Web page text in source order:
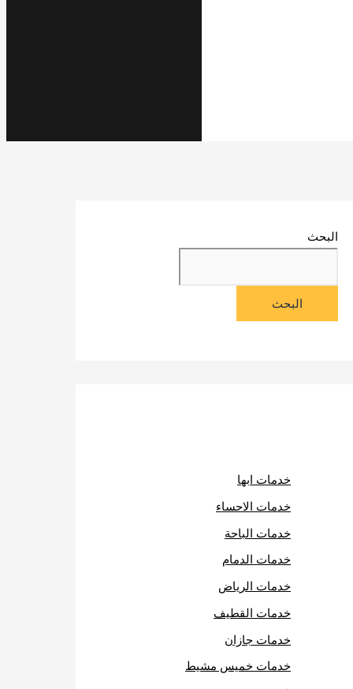
البحث
البحث
خدمات ابها
خدمات الاحساء
خدمات الباحة
خدمات الدمام
خدمات الرياض
خدمات القطيف
خدمات جازان
خدمات خميس مشيط